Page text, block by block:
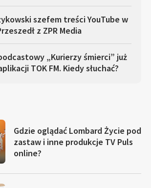
szefem treści YouTube w
z ZPR Media
„Kurierzy śmierci” już
TOK FM. Kiedy słuchać?
Gdzie oglądać Lombard Życie pod
zastaw i inne produkcje TV Puls
online?